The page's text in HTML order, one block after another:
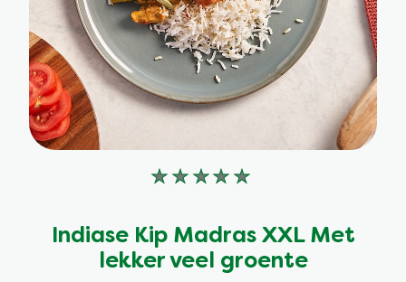
Geen
ingediend
voor
Indiase Kip Madras XXL Met
lekker veel groente